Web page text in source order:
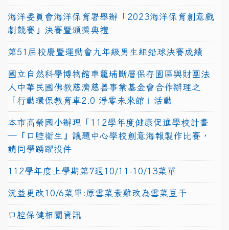
海洋委員會海洋保育署舉辦「2023海洋保育創意戲
劇競賽」決賽暨頒獎典禮
第51屆校慶暨運動會九年級男生組鉛球決賽成績
國立自然科學博物館車籠埔斷層保存園區與財團法
人中華民國佛教慈濟慈善事業基金會合作辦理之
「行動環保教育車2.0 淨零未來館」活動
本市高榮國小辦理「112學年度健康促進學校計畫
─『口腔衛生』議題中心學校創意海報製作比賽，
請同學踴躍投件
112學年度上學期第7週10/11-10/13菜單
沅益更改10/6菜單:原雪菜素雞改為雪菜豆干
口腔保健相關資訊